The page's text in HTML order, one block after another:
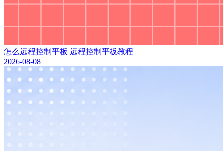
怎么远程控制平板 远程控制平板教程
2026-08-08